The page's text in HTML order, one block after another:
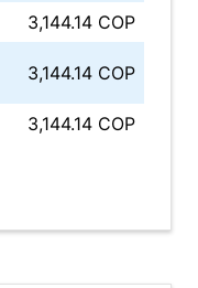
3,144.14 COP
3,144.14 COP
3,144.14 COP